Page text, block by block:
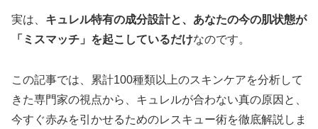
実は、 キュレル特有の成分設計と、あなたの今の肌状態が
「ミスマッチ」を起こしているだけなのです。
この記事では、累計100種類以上のスキンケアを分析して
きた専門家の視点から、キュレルが合わない真の原因と、
今すぐ赤みを引かせるためのレスキュー術を徹底解説しま